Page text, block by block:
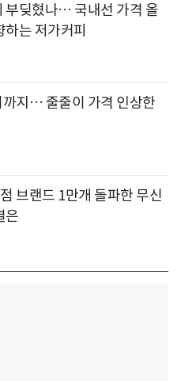
부딪혔나… 국내선 가격 올
는 저가커피
지… 줄줄이 가격 인상한
브랜드 1만개 돌파한 무신
은